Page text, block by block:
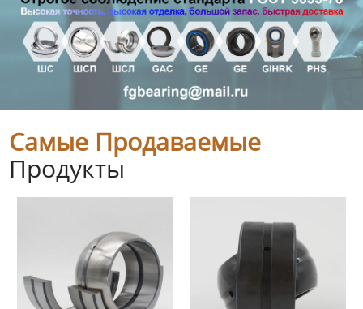
Самые Продаваемые
Продукты